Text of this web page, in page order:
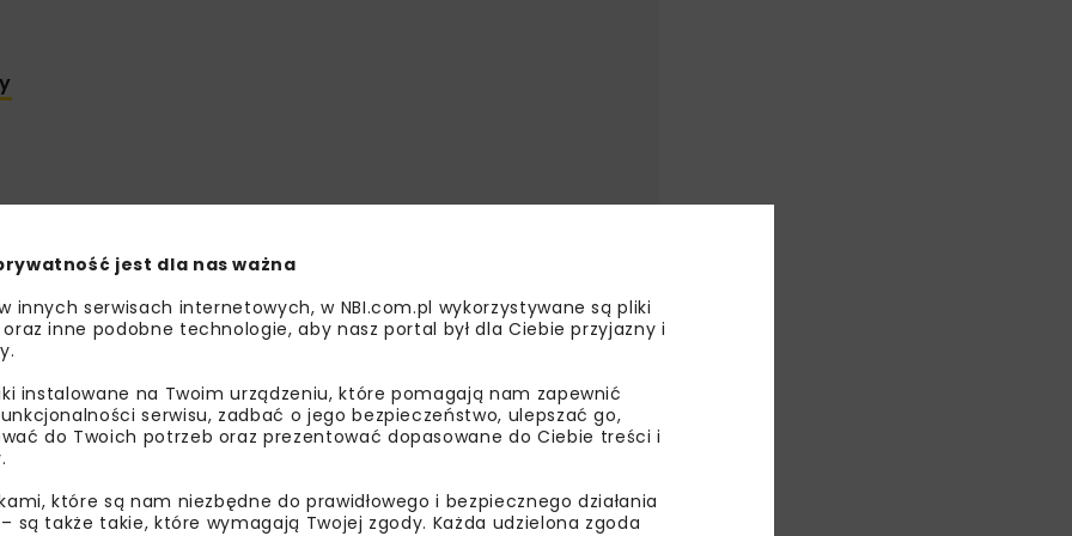
i kariery
biznesu, nowych technologii, edukacji i administracji publicznej.
Energy”, które organizatorzy interpretowali jako energię potrzebną
jest dla nas ważna
innych serwisach internetowych, w NBI.com.pl wykorzystywane są pliki
inne podobne technologie, aby nasz portal był dla Ciebie przyjazny i
instalowane na Twoim urządzeniu, które pomagają nam zapewnić
serwisu, zadbać o jego bezpieczeństwo, ulepszać go,
do Twoich potrzeb oraz prezentować dopasowane do Ciebie treści i
które są nam niezbędne do prawidłowego i bezpiecznego działania
są także takie, które wymagają Twojej zgody. Każda udzielona zgoda